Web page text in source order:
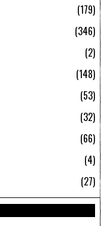
179
346
2
148
53
32
66
4
27